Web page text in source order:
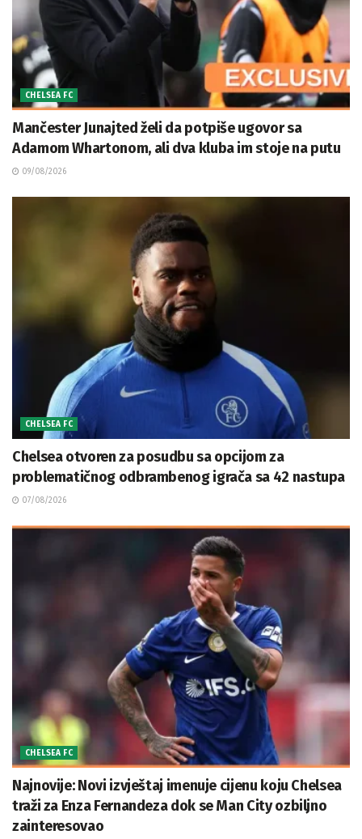
CHELSEA FC
Mančester Junajted želi da potpiše ugovor sa
Adamom Whartonom, ali dva kluba im stoje na putu
09/08/2026
CHELSEA FC
Chelsea otvoren za posudbu sa opcijom za
problematičnog odbrambenog igrača sa 42 nastupa
07/08/2026
CHELSEA FC
Najnovije: Novi izvještaj imenuje cijenu koju Chelsea
traži za Enza Fernandeza dok se Man City ozbiljno
zainteresovao